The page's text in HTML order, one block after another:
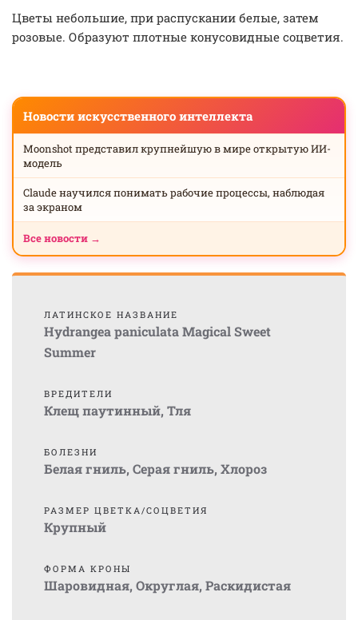
Цветы небольшие, при распускании белые, затем
розовые. Образуют плотные конусовидные соцветия.
Новости искусственного интеллекта
Moonshot представил крупнейшую в мире открытую ИИ-
модель
Claude научился понимать рабочие процессы, наблюдая
за экраном
Все новости →
ЛАТИНСКОЕ НАЗВАНИЕ
Hydrangea paniculata Magical Sweet
Summer
ВРЕДИТЕЛИ
Клещ паутинный, Тля
БОЛЕЗНИ
Белая гниль, Серая гниль, Хлороз
РАЗМЕР ЦВЕТКА/СОЦВЕТИЯ
Крупный
ФОРМА КРОНЫ
Шаровидная, Округлая, Раскидистая